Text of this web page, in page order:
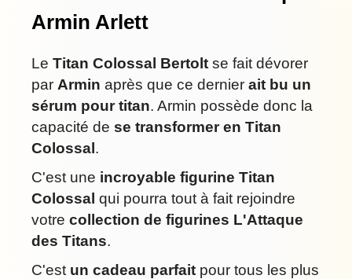
Armin Arlett
Le Titan Colossal Bertolt se fait dévorer
par Armin après que ce dernier ait bu un
sérum pour titan. Armin possède donc la
capacité de se transformer en Titan
Colossal.
C'est une incroyable figurine Titan
Colossal qui pourra tout à fait rejoindre
votre collection de figurines L'Attaque
des Titans.
C'est un cadeau parfait pour tous les plus